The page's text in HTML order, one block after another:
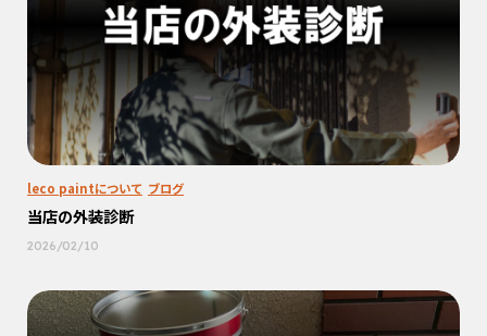
leco paintについて ブログ
当店の外装診断
2026/02/10